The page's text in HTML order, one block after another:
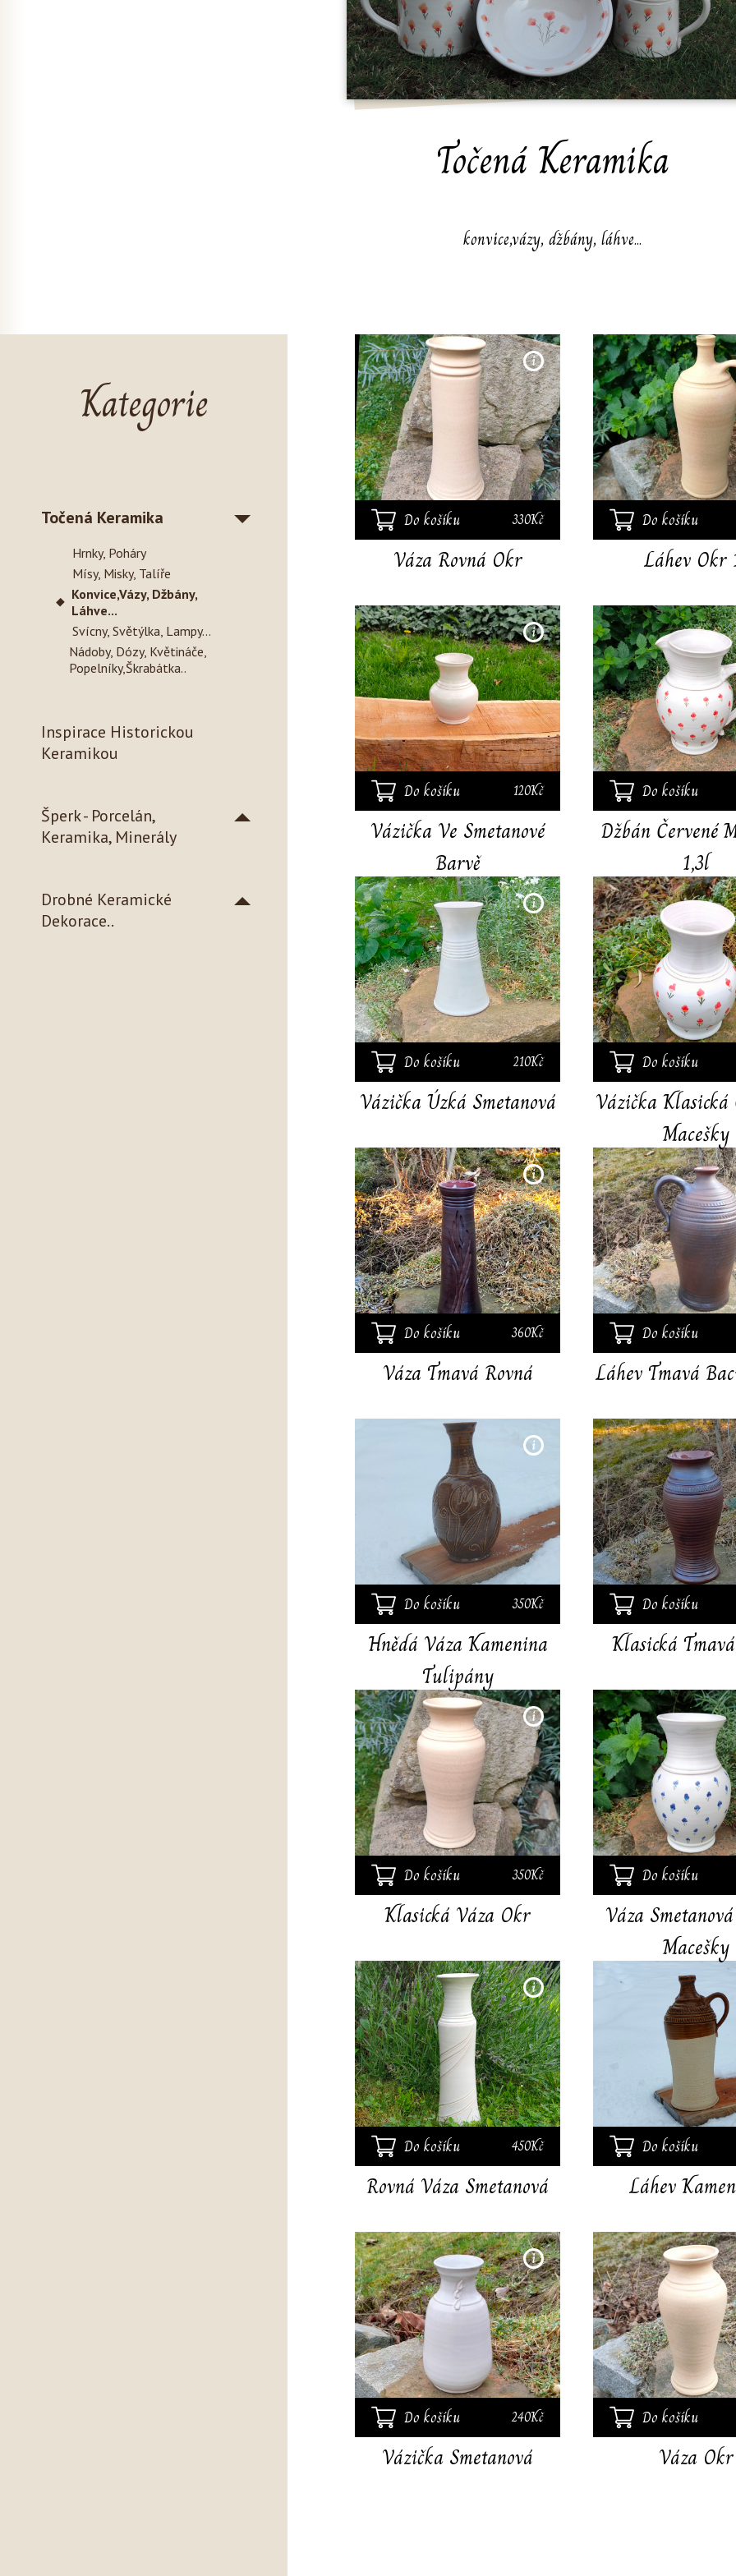
Točená Keramika
konvice,vázy, džbány, láhve...
Kategorie
Točená Keramika
Hrnky, Poháry
Mísy, Misky, Talíře
Konvice,vázy, Džbány,
Láhve...
Svícny, Světýlka, Lampy...
Nádoby, Dózy, Květináče,
Popelníky,škrabátka..
Inspirace Historickou
Keramikou
Šperk - Porcelán,
Keramika, Minerály
Drobné Keramické
Dekorace..
Ručně točená rovná
váza,výška 22 cm. Váza je
vyrobena z vysoko pálené
jemné kameniny. Světle
okrová glazura je zdobená
jemnými výkvěty. Vhodná
na řezané květy..
Do košíku 330Kč
Váza Rovná Okr
Do košíku
Láhev Okr
Ručně točená vázička na
řezané květy. Výška 12cm.
Vázička je vyrobena z
jemné vysokopálené
kameniny. Smetanově bílá
glazura . Krásná dekorace
do bytu i na terasu.
Do košíku 120Kč
Vázička Ve Smetanové
Barvě
Do košíku
Džbán Červené
1,3l
Ručně točená váza, výška
17 cm. Váza je vyrobena z
jemné kameniny.
Do košíku 210Kč
Vázička Úzká Smetanová
Do košíku
Vázička Klasická
Macešky
Ručně točená váza
zdobená reliéfem. Vysoko
pálená, z vnější strany
zalešťovaná.Vnitřek
nádoby glazovaný
transparentní glazurou,
výška 25cm.
Do košíku 360Kč
Váza Tmavá Rovná
Do košíku
Láhev Tmavá
Ručně točená váza. Pálená
na 1230 st.C. Glazura v
tzmavě medové barvě. Z
vnější strany ponechána
část neglazovaná, aby
vynikla strukrura hlíny.
Výška 25 cm. Vhodná na
řezané i suché květy nebo
větve.
Do košíku 350Kč
Hnědá Váza Kamenina
Tulipány
Do košíku
Klasická
Ručně točená váza,výška
22 cm. Váza je vyrobena z
vysoko pálené keramiky.
Zdobená rytým dekorem.
Světle okrová glazura je
zdobená jemnými výkvěty.
Vhodná na řezané květy.
Do košíku 350Kč
Klasická Váza Okr
Do košíku
Váza
Macešky
Ručně točená váza. Výška
28 cm. Vhodná na řezané i
suché květy.
Do košíku 450Kč
Rovná Váza Smetanová
Do košíku
Láhev
vázička výška cca 18 cm
Do košíku 240Kč
Vázička Smetanová
Do košíku
Váza Okr